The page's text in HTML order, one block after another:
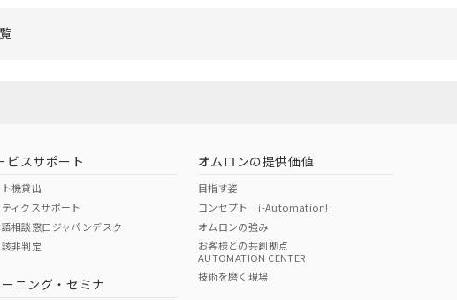
ビスサポート
機貸出
ィクスサポート
相談窓口ジャパンデスク
非判定
ニング・セミナ
オムロンの提供価値
目指す姿
コンセプト「i-Automation!」
オムロンの強み
お客様との共創拠点
AUTOMATION CENTER
技術を磨く現場
様担当のオムロン制御
ムロン制御機器販売店・
開示しないようお願いしま
社および当社の共同利用者
利用することをご了承くだ
用者の範囲」に記載されて